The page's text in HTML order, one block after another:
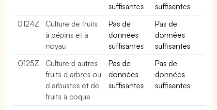
suffisantes
suffisantes
0124Z
Culture de fruits
à pépins et à
noyau
Pas de
données
suffisantes
Pas de
données
suffisantes
0125Z
Culture d autres
fruits d arbres ou
d arbustes et de
fruits à coque
Pas de
données
suffisantes
Pas de
données
suffisantes